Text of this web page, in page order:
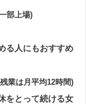
部上場)
る人にもおすすめ
業は月平均12時間)
をとって続ける女